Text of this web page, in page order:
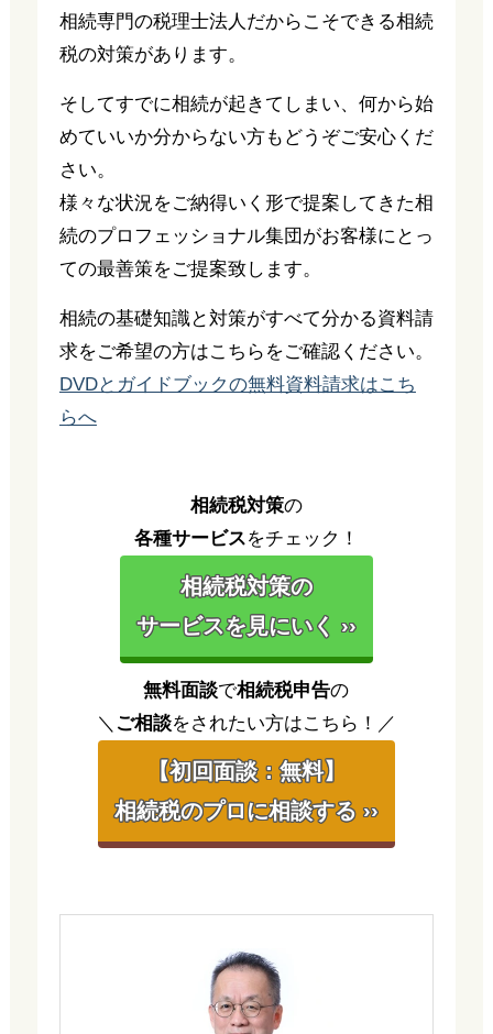
相続専門の税理士法人だからこそできる相続
税の対策があります。
そしてすでに相続が起きてしまい、何から始
めていいか分からない方もどうぞご安心くだ
さい。
様々な状況をご納得いく形で提案してきた相
続のプロフェッショナル集団がお客様にとっ
ての最善策をご提案致します。
相続の基礎知識と対策がすべて分かる資料請
求をご希望の方はこちらをご確認ください。
DVDとガイドブックの無料資料請求はこち
らへ
相続税対策の
各種サービスをチェック！
相続税対策の
サービスを見にいく ››
無料面談で相続税申告の
＼ ご相談をされたい方はこちら！／
【初回面談：無料】
相続税のプロに相談する ››